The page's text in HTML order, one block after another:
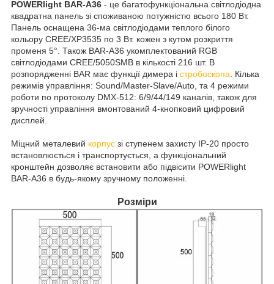
POWERlight BAR-A36 - це багатофункціональна світлодіодна
квадратна панель зі споживаною потужністю всього 180 Вт.
Панель оснащена 36-ма світлодіодами теплого білого
кольору CREE/XP3535 по 3 Вт. кожен з кутом розкриття
променя 5°. Також BAR-A36 укомплектований RGB
світлодіодами CREE/5050SMB в кількості 216 шт. В
розпорядженні BAR має функції димера і стробоскопа . Кілька
режимів управління: Sound/Master-Slave/Auto, та 4 режими
роботи по протоколу DMX-512: 6/9/44/149 каналів, також для
зручності управління вмонтований 4-кнопковий цифровий
дисплей.
Міцний металевий корпус зі ступенем захисту IP-20 просто
встановлюється і транспортується, а функціональний
кронштейн дозволяє встановити або підвісити POWERlight
BAR-A36 в будь-якому зручному положенні.
Розміри